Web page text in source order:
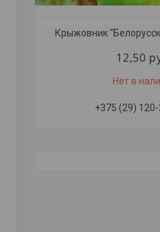
Крыжовник
12,50
Нет в
+375 (29)